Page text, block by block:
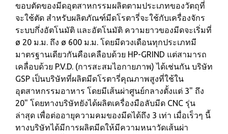
ขอบตัดของมีดอุตสาหกรรมผลิตตามประเภทของวัตถุที่
จะใช้ตัด สำหรับผลิตภัณฑ์มีดโรตารี่จะใช้กับเครื่องจักร
ระบบกึ่งอัตโนมัติ และอัตโนมัติ ความยาวของมีดจะเริ่มที่
ø 20 ม.ม. ถึง ø 600 ม.ม. โดยมีดวงเดือนทุกประเภทมี
มาตรฐานเดียวกันคือเคลือบด้วย HP-GRIND แต่สามารถ
เคลื่อบด้วย P.V.D. (การสะสมไอกายภาพ) ได้เช่นกัน บริษัท
GSP เป็นบริษัทที่ผลิตมีดโรตารี่คุณภาพสูงที่ใช้ใน
อุตสาหกรรมอาหาร โดยมีเส้นผ่าศูนย์กลางตั้งแต่ 3" ถึง
20" โดยทางบริษัทยังได้ผลิตเครื่องมือลับมีด CNC รุ่น
ล่าสุด เพื่อต่ออายุความคมของมีดได้ถึง 3 เท่า เมื่อเร็วๆ นี้
ทางบริษัทได้มีการผลิตมีดให้มีความหนาวัดเส้นผ่า